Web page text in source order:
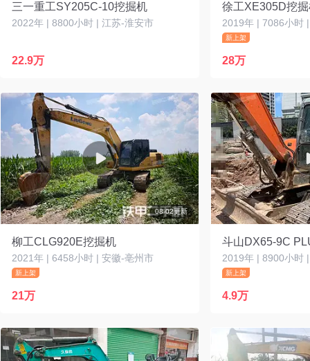
三一重工SY205C-10挖掘机
2022年 | 8800小时 | 江苏-淮安市
22.9万
徐工XE305D挖
2019年 | 7086小时
新上架
28万
08-02更新
柳工CLG920E挖掘机
2021年 | 6458小时 | 安徽-亳州市
新上架
21万
斗山DX65-9C
2019年 | 8900小时
新上架
4.9万